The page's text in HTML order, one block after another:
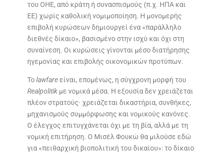
του ΟΗΕ, από κράτη ή συνασπισμούς (π.χ. ΗΠΑ και
ΕΕ) χωρίς καθολική νομιμοποίηση. Η μονομερής
επιβολή κυρώσεων δημιουργεί ένα «παράλληλο
διεθνές δίκαιο», βασισμένο στην ισχύ και όχι στη
συναίνεση. Οι κυρώσεις γίνονται μέσο διατήρησης
ηγεμονίας και επιβολής οικονομικών προτύπων.
Τοlawfareείναι, επομένως, η σύγχρονη μορφή του
Realpolitikμε νομικά μέσα. Η εξουσία δεν χρειάζεται
πλέον στρατούς· χρειάζεται δικαστήρια, συνθήκες,
μηχανισμούς συμμόρφωσης και νομικούς κανόνες.
Ο έλεγχος επιτυγχάνεται όχι με τη βία, αλλά με τη
νομική επιτήρηση. Ο Μισέλ Φουκώ θα μιλούσε εδώ
για «πειθαρχική βιοπολιτική του δικαίου»: το δίκαιο